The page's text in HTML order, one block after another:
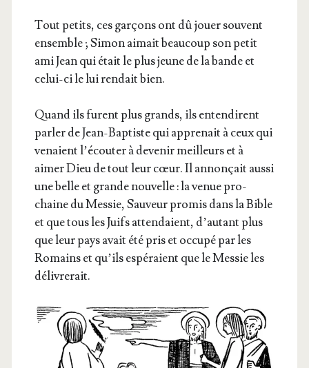
Tout petits, ces gar­çons ont dû jouer sou­vent
ensemble ; Simon aimait beau­coup son petit
ami Jean qui était le plus jeune de la bande et
celui-ci le lui ren­dait bien.
Quand ils furent plus grands, ils enten­dirent
par­ler de Jean-Bap­tiste qui appre­nait à ceux qui
venaient l’é­cou­ter à deve­nir meilleurs et à
aimer Dieu de tout leur cœur. Il annon­çait aus­si
une belle et grande nou­velle : la venue pro­
chaine du Mes­sie, Sau­veur pro­mis dans la Bible
et que tous les Juifs atten­daient, d’au­tant plus
que leur pays avait été pris et occu­pé par les
Romains et qu’ils espé­raient que le Mes­sie les
délivrerait.